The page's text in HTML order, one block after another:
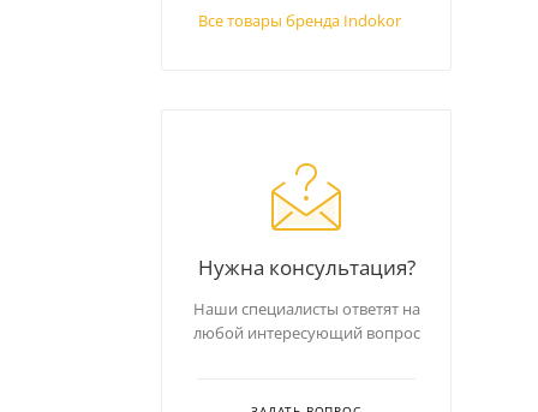
Все товары бренда Indokor
Нужна консультация?
Наши специалисты ответят на
любой интересующий вопрос